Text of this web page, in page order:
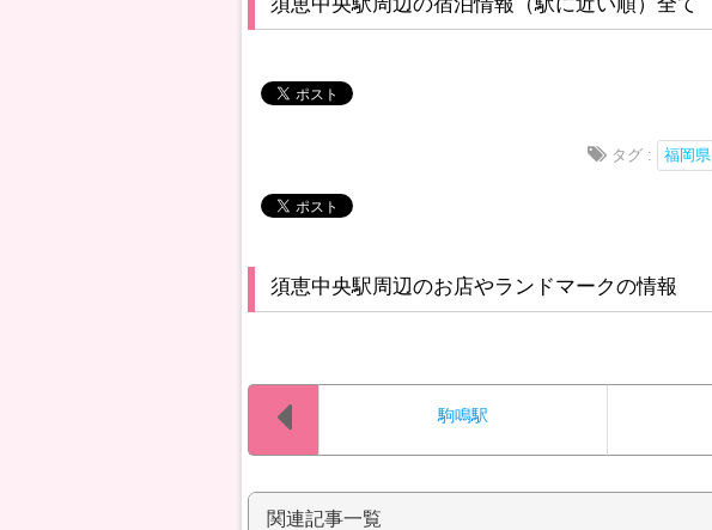
タグ : 福岡県
須恵中央駅周辺のお店やランドマークの情報
駒鳴駅
関連記事一覧